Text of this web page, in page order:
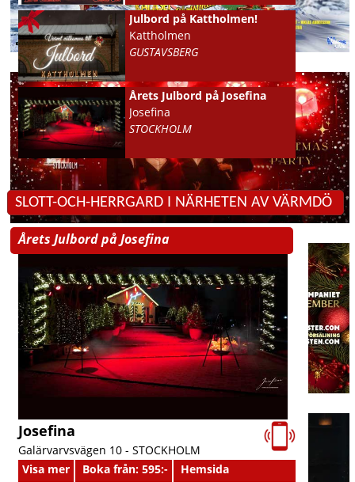
Julbord på Kattholmen!
Kattholmen
GUSTAVSBERG
Årets Julbord på Josefina
Josefina
STOCKHOLM
SLOTT-OCH-HERRGARD I NÄRHETEN AV VÄRMDÖ
Årets Julbord på Josefina
Josefina
Galärvarvsvägen 10 - STOCKHOLM
Visa mer
Boka från: 595:-
Hemsida